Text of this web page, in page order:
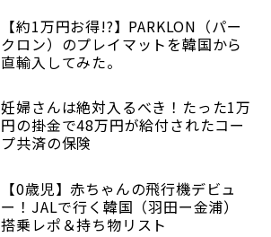
【約1万円お得!?】PARKLON（パー
クロン）のプレイマットを韓国から
直輸入してみた。
妊婦さんは絶対入るべき！たった1万
円の掛金で48万円が給付されたコー
プ共済の保険
【0歳児】赤ちゃんの飛行機デビュ
ー！JALで行く韓国（羽田ー金浦）
搭乗レポ＆持ち物リスト